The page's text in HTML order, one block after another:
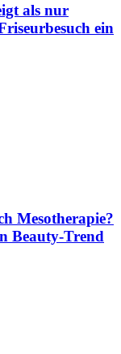
als nur
ein
Mesotherapie?
Beauty-Trend